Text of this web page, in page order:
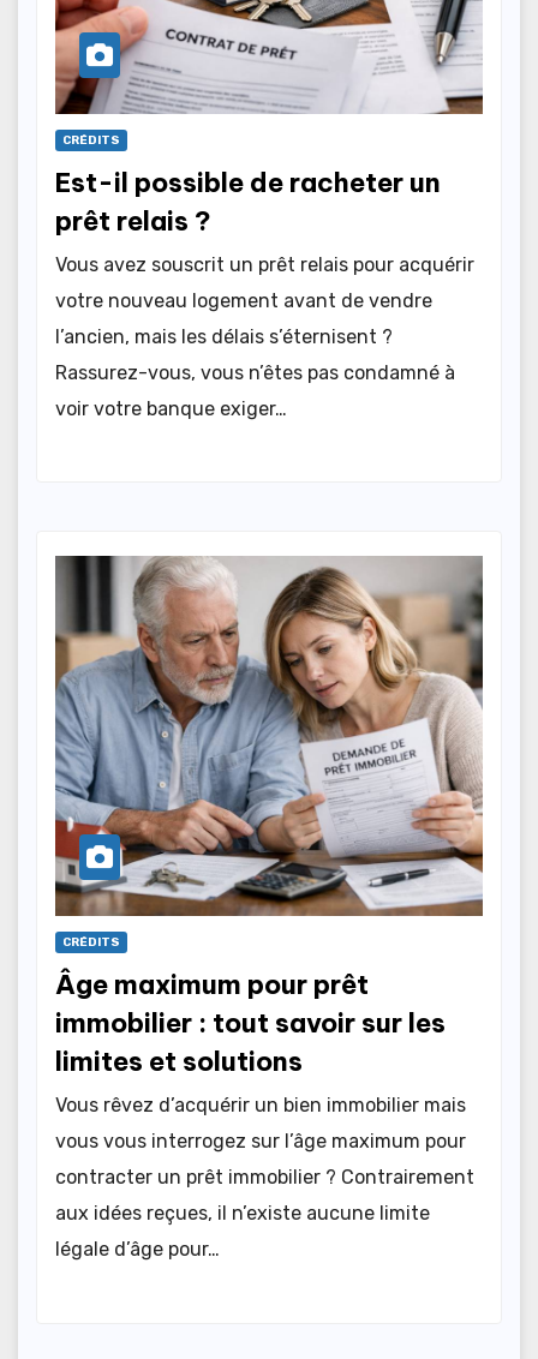
CRÉDITS
Est-il possible de racheter un
prêt relais ?
Vous avez souscrit un prêt relais pour acquérir
votre nouveau logement avant de vendre
l’ancien, mais les délais s’éternisent ?
Rassurez-vous, vous n’êtes pas condamné à
voir votre banque exiger…
CRÉDITS
Âge maximum pour prêt
immobilier : tout savoir sur les
limites et solutions
Vous rêvez d’acquérir un bien immobilier mais
vous vous interrogez sur l’âge maximum pour
contracter un prêt immobilier ? Contrairement
aux idées reçues, il n’existe aucune limite
légale d’âge pour…